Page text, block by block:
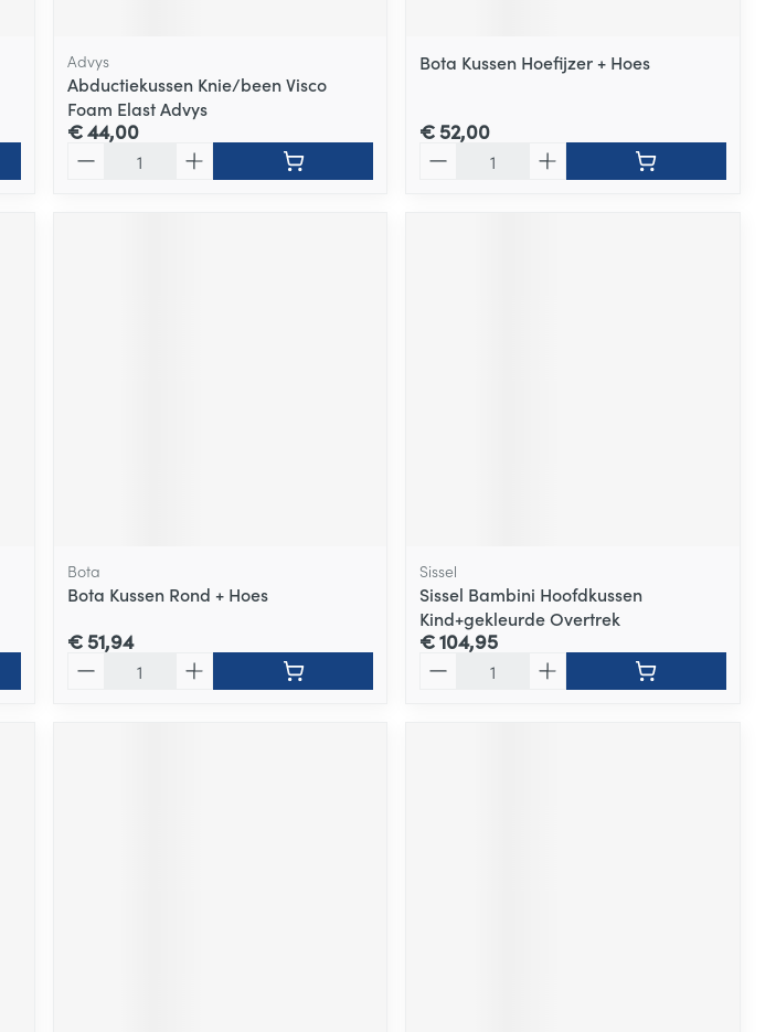
Advys
Abductiekussen Knie/been Visco
Foam Elast Advys
€ 44,00
Bota Kussen Hoefijzer + Hoes
€ 52,00
Bota
Bota Kussen Rond + Hoes
€ 51,94
Sissel
Sissel Bambini Hoofdkussen
Kind+gekleurde Overtrek
€ 104,95